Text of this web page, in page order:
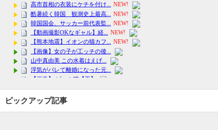
ピックアップ記事